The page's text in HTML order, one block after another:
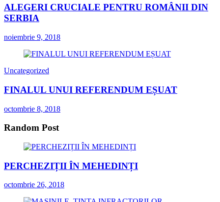
ALEGERI CRUCIALE PENTRU ROMÂNII DIN
SERBIA
noiembrie 9, 2018
Uncategorized
FINALUL UNUI REFERENDUM EȘUAT
octombrie 8, 2018
Random Post
PERCHEZIȚII ÎN MEHEDINȚI
octombrie 26, 2018